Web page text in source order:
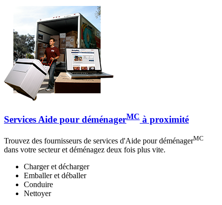
Services Aide pour déménagerMC à proximité
Trouvez des fournisseurs de services d'Aide pour déménagerMC
dans votre secteur et déménagez deux fois plus vite.
Charger et décharger
Emballer et déballer
Conduire
Nettoyer